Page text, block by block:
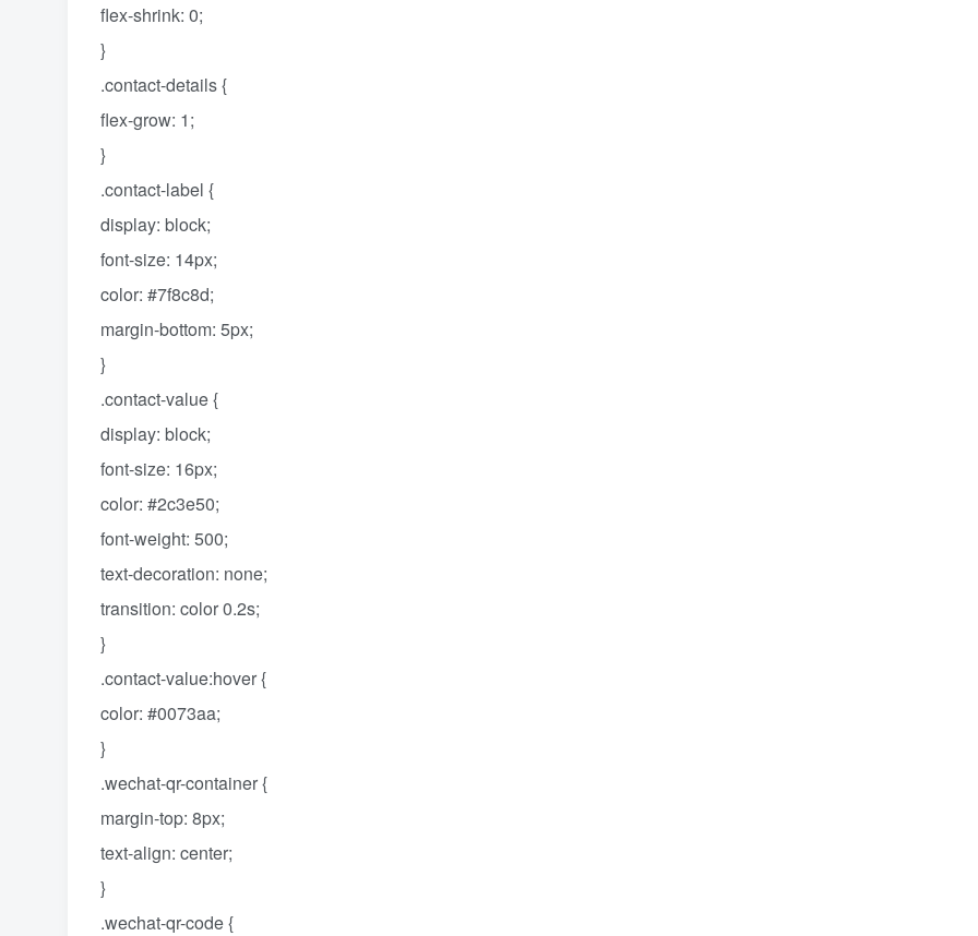
flex-shrink: 0;
}
.contact-details {
flex-grow: 1;
}
.contact-label {
display: block;
font-size: 14px;
color: #7f8c8d;
margin-bottom: 5px;
}
.contact-value {
display: block;
font-size: 16px;
color: #2c3e50;
font-weight: 500;
text-decoration: none;
transition: color 0.2s;
}
.contact-value:hover {
color: #0073aa;
}
.wechat-qr-container {
margin-top: 8px;
text-align: center;
}
.wechat-qr-code {